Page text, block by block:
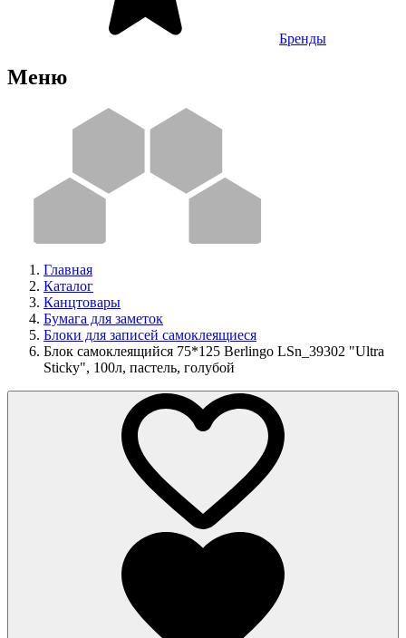
Бренды
Меню
Главная
Каталог
Канцтовары
Бумага для заметок
Блоки для записей самоклеящиеся
Блок самоклеящийся 75*125 Berlingo LSn_39302 "Ultra
Sticky", 100л, пастель, голубой